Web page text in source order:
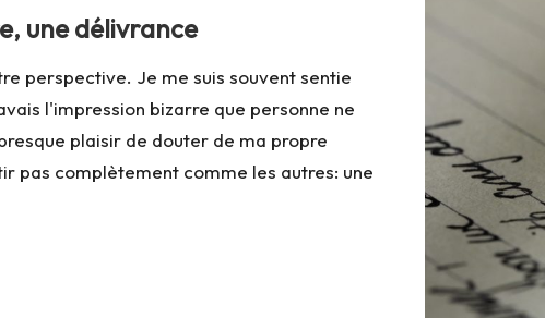
une délivrance
perspective. Je me suis souvent sentie
l'impression bizarre que personne ne
plaisir de douter de ma propre
pas complètement comme les autres: une